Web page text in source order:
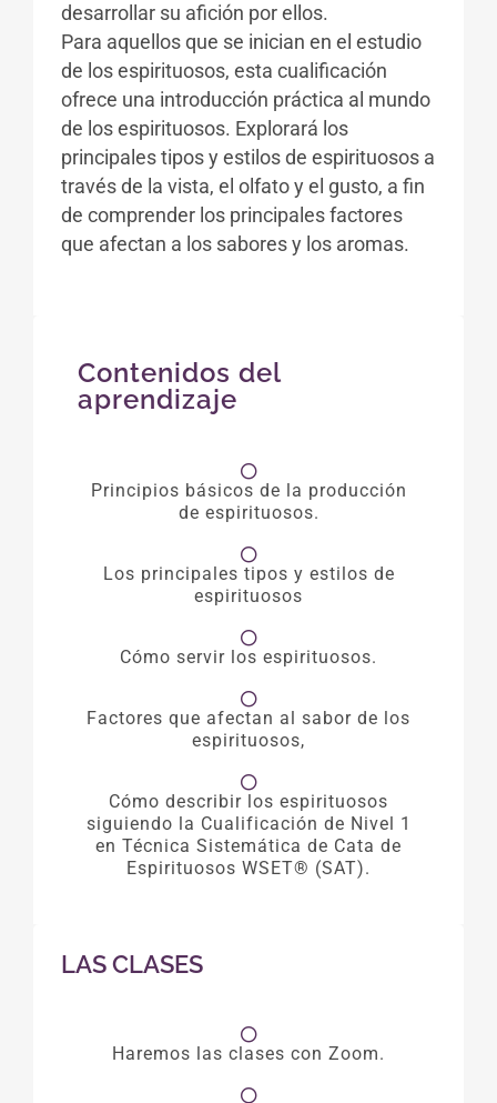
desarrollar su afición por ellos.
Para aquellos que se inician en el estudio
de los espirituosos, esta cualificación
ofrece una introducción práctica al mundo
de los espirituosos. Explorará los
principales tipos y estilos de espirituosos a
través de la vista, el olfato y el gusto, a fin
de comprender los principales factores
que afectan a los sabores y los aromas.
Contenidos del
aprendizaje
Principios básicos de la producción
de espirituosos.
Los principales tipos y estilos de
espirituosos
Cómo servir los espirituosos.
Factores que afectan al sabor de los
espirituosos,
Cómo describir los espirituosos
siguiendo la Cualificación de Nivel 1
en Técnica Sistemática de Cata de
Espirituosos WSET® (SAT).
LAS CLASES
Haremos las clases con Zoom.